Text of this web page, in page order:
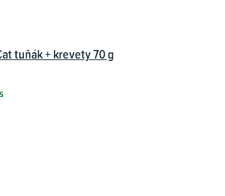
tuňák + krevety 70 g